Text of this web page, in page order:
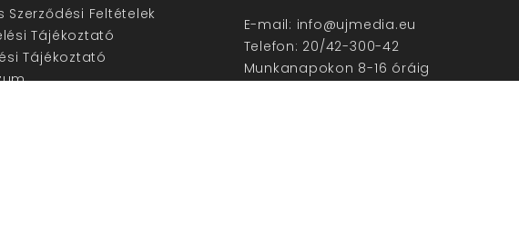
Szerződési Feltételek
Tájékoztató
Tájékoztató
E-mail: info@ujmedia.eu
Telefon: 20/42-300-42
Munkanapokon 8-16 óráig